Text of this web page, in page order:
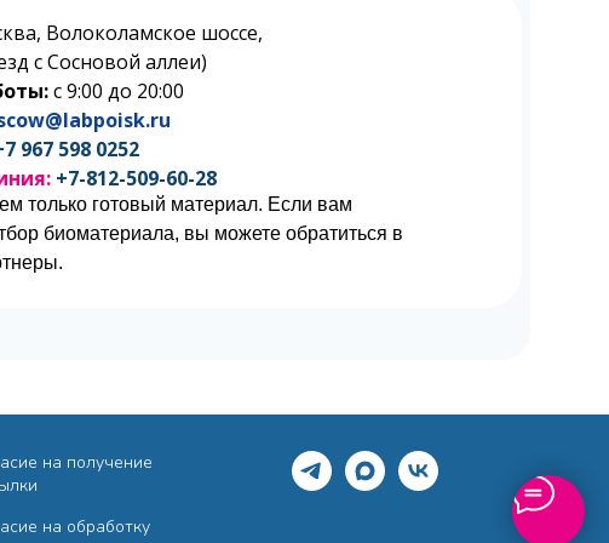
только готовый материал. Если вам
биоматериала, вы можете обратиться в
Волоколамское шоссе,
с Сосновой аллеи)
с 9:00 до 20:00
967 598 0252
+7-812-509-60-28
на получение
на обработку